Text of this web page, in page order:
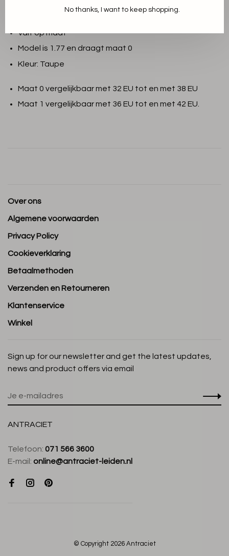
Valt op maat
Model is 1.77 en draagt maat 0
Kleur: Taupe
Maat 0 vergelijkbaar met 32 EU tot en met 38 EU
Maat 1 vergelijkbaar met 36 EU tot en met 42 EU.
Over ons
Algemene voorwaarden
Privacy Policy
Cookieverklaring
Betaalmethoden
Verzenden en Retourneren
Klantenservice
Winkel
Sign up for our newsletter and get the latest updates,
news and product offers via email
ANTRACIET
Telefoon: 071 566 3600
E-mail: online@antraciet-leiden.nl
© Copyright 2026 Antraciet
No thanks, I want to keep shopping.